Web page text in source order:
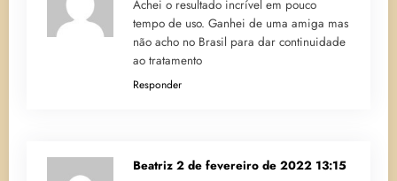
Achei o resultado incrível em pouco
tempo de uso. Ganhei de uma amiga mas
não acho no Brasil para dar continuidade
ao tratamento
Responder
Beatriz 2 de fevereiro de 2022 13:15